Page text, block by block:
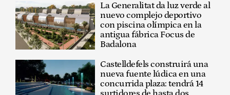
La Generalitat da luz verde al
nuevo complejo deportivo
con piscina olímpica en la
antigua fábrica Focus de
Badalona
Castelldefels construirá una
nueva fuente lúdica en una
concurrida plaza: tendrá 14